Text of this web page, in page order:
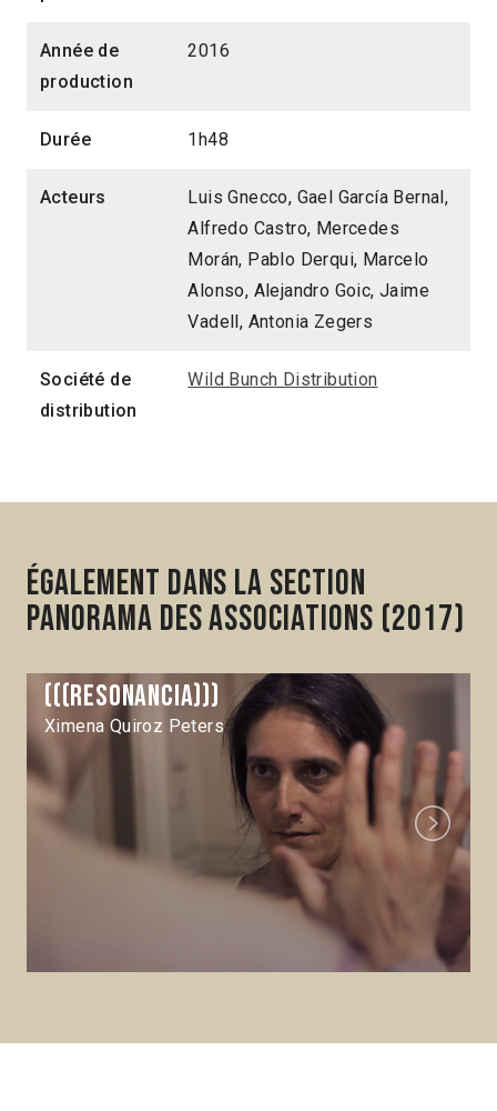
Année de
production
2016
Durée 1h48
Acteurs
Luis Gnecco, Gael García Bernal,
Alfredo Castro, Mercedes
Morán, Pablo Derqui, Marcelo
Alonso, Alejandro Goic, Jaime
Vadell, Antonia Zegers
Société de
distribution
Wild Bunch Distribution
Également dans la section
Panorama des associations (2017)
(((Resonancia)))
Ximena Quiroz Peters
Next